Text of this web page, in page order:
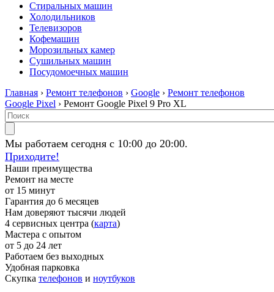
Стиральных машин
Холодильников
Телевизоров
Кофемашин
Морозильных камер
Сушильных машин
Посудомоечных машин
Главная › Ремонт телефонов › Google › Ремонт телефонов
Google Pixel › Ремонт Google Pixel 9 Pro XL
Мы работаем сегодня с 10:00 до 20:00.
Приходите!
Наши преимущества
Ремонт на месте
от 15 минут
Гарантия до 6 месяцев
Нам доверяют тысячи людей
4 сервисных центра (карта)
Мастера с опытом
от 5 до 24 лет
Работаем без выходных
Удобная парковка
Скупка телефонов и ноутбуков